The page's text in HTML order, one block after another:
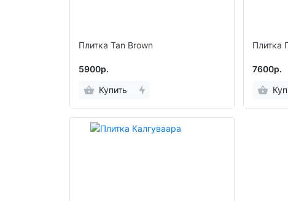
Плитка Tan Brown
5900р.
Купить
Плитка
7600р.